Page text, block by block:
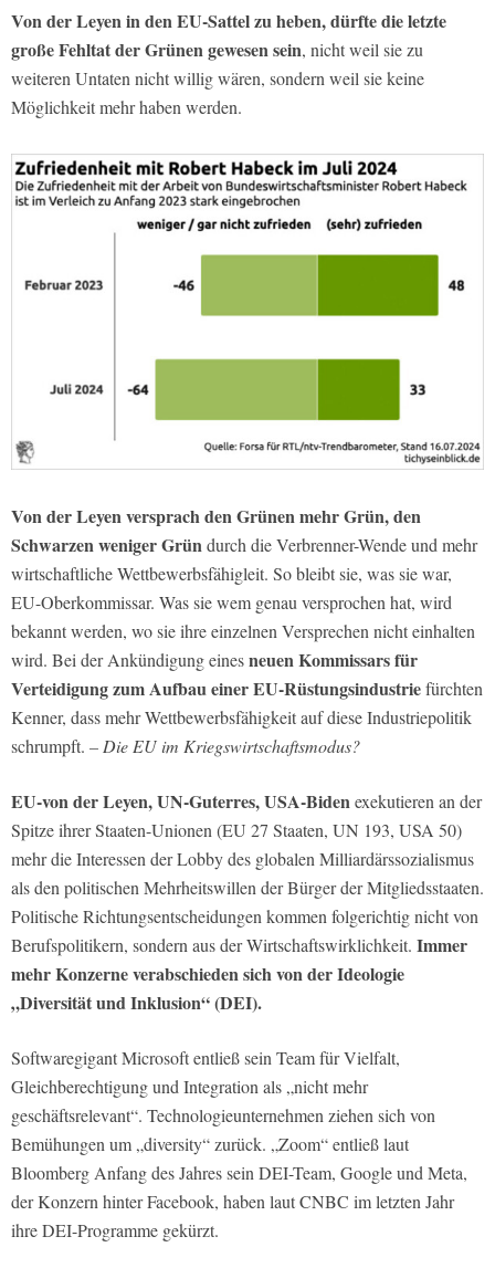
Von der Leyen in den EU-Sattel zu heben, dürfte die letzte
große Fehltat der Grünen gewesen sein, nicht weil sie zu
weiteren Untaten nicht willig wären, sondern weil sie keine
Möglichkeit mehr haben werden.
Von der Leyen versprach den Grünen mehr Grün, den
Schwarzen weniger Gründurch die Verbrenner-Wende und mehr
wirtschaftliche Wettbewerbsfähigleit. So bleibt sie, was sie war,
EU-Oberkommissar. Was sie wem genau versprochen hat, wird
bekannt werden, wo sie ihre einzelnen Versprechen nicht einhalten
wird. Bei der Ankündigung einesneuen Kommissars für
Verteidigung zum Aufbau einer EU-Rüstungsindustriefürchten
Kenner, dass mehr Wettbewerbsfähigkeit auf diese Industriepolitik
schrumpft. – Die EU im Kriegswirtschaftsmodus?
EU-von der Leyen, UN-Guterres, USA-Bidenexekutieren an der
Spitze ihrer Staaten-Unionen (EU 27 Staaten, UN 193, USA 50)
mehr die Interessen der Lobby des globalen Milliardärssozialismus
als den politischen Mehrheitswillen der Bürger der Mitgliedsstaaten.
Politische Richtungsentscheidungen kommen folgerichtig nicht von
Berufspolitikern, sondern aus der Wirtschaftswirklichkeit. Immer
mehr Konzerne verabschieden sich von der Ideologie
„Diversität und Inklusion“ (DEI).
Softwaregigant Microsoft entließ sein Team für Vielfalt,
Gleichberechtigung und Integration als „nicht mehr
geschäftsrelevant“. Technologieunternehmen ziehen sich von
Bemühungen um „diversity“ zurück. „Zoom“ entließ laut
Bloomberg Anfang des Jahres sein DEI-Team, Google und Meta,
der Konzern hinter Facebook, haben laut CNBC im letzten Jahr
ihre DEI-Programme gekürzt.